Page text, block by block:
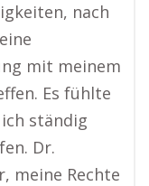
nach
mit meinem
Es fühlte
ständig
Dr.
meine Rechte